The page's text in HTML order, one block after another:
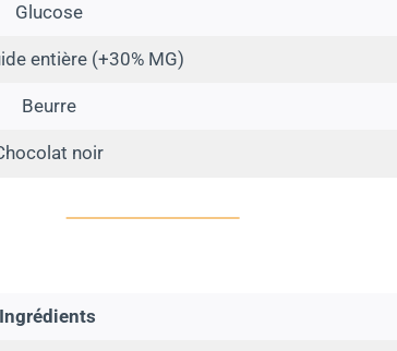
Glucose
entière (+30% MG)
Beurre
noir
Ingrédients